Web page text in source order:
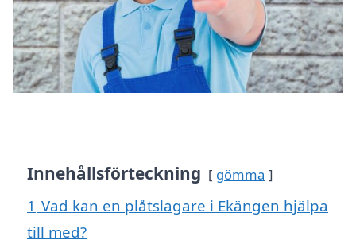
Innehållsförteckning gömma
1 Vad kan en plåtslagare i Ekängen hjälpa
till med?